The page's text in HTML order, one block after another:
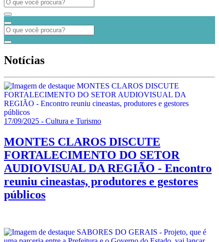
Notícias
17/09/2025 - Cultura e Turismo
MONTES CLAROS DISCUTE
FORTALECIMENTO DO SETOR
AUDIOVISUAL DA REGIÃO - Encontro
reuniu cineastas, produtores e gestores
públicos